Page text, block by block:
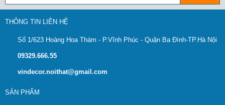
THÔNG TIN LIÊN HỆ
Số 1/623 Hoàng Hoa Thám - P.Vĩnh Phúc - Quận Ba Đình-TP.Hà Nội
09329.666.55
vindecor.noithat@gmail.com
SẢN PHẨM